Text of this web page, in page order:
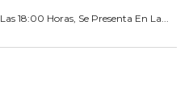
18:00 Horas, Se Presenta En La...